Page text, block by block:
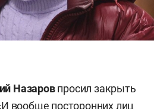
Назаровпросил закрыть
вообще посторонних лиц